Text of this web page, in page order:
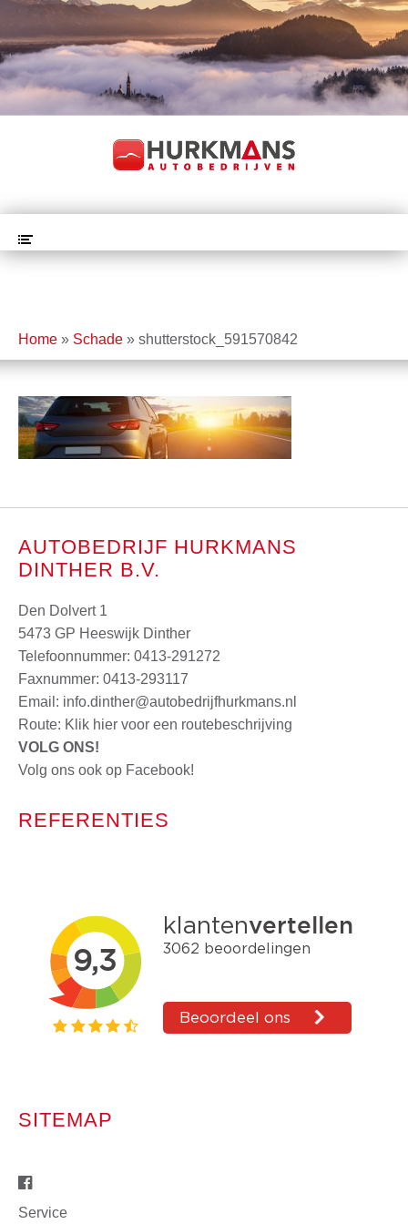
Home » Schade » shutterstock_591570842
AUTOBEDRIJF HURKMANS
DINTHER B.V.
Den Dolvert 1
5473 GP Heeswijk Dinther
Telefoonnummer: 0413-291272
Faxnummer: 0413-293117
Email: info.dinther@autobedrijfhurkmans.nl
Route: Klik hier voor een routebeschrijving
VOLG ONS!
Volg ons ook op Facebook!
REFERENTIES
SITEMAP
Service